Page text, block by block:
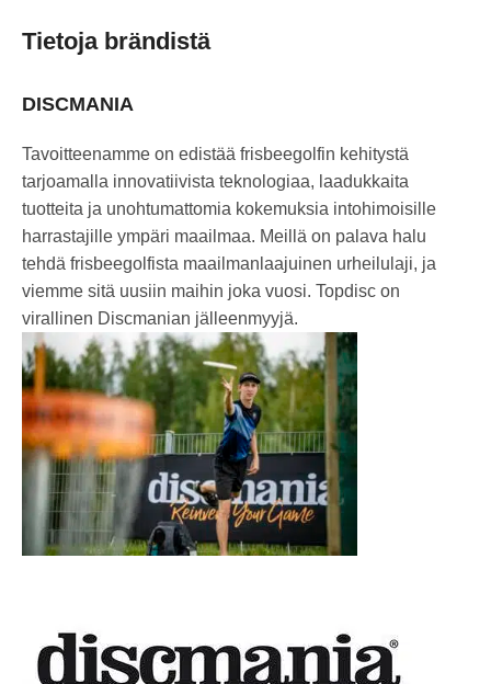
Tietoja brändistä
DISCMANIA
Tavoitteenamme on edistää frisbeegolfin kehitystä
tarjoamalla innovatiivista teknologiaa, laadukkaita
tuotteita ja unohtumattomia kokemuksia intohimoisille
harrastajille ympäri maailmaa. Meillä on palava halu
tehdä frisbeegolfista maailmanlaajuinen urheilulaji, ja
viemme sitä uusiin maihin joka vuosi. Topdisc on
virallinen Discmanian jälleenmyyjä.